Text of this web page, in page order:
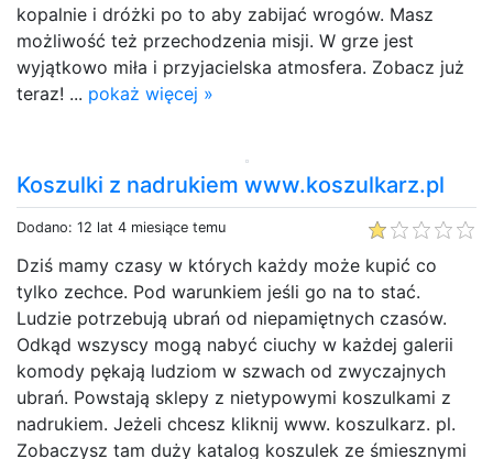
kopalnie i dróżki po to aby zabijać wrogów. Masz
możliwość też przechodzenia misji. W grze jest
wyjątkowo miła i przyjacielska atmosfera. Zobacz już
teraz! ... pokaż więcej »
Koszulki z nadrukiem www.koszulkarz.pl
Dodano: 12 lat 4 miesiące temu
Dziś mamy czasy w których każdy może kupić co
tylko zechce. Pod warunkiem jeśli go na to stać.
Ludzie potrzebują ubrań od niepamiętnych czasów.
Odkąd wszyscy mogą nabyć ciuchy w każdej galerii
komody pękają ludziom w szwach od zwyczajnych
ubrań. Powstają sklepy z nietypowymi koszulkami z
nadrukiem. Jeżeli chcesz kliknij www. koszulkarz. pl.
Zobaczysz tam duży katalog koszulek ze śmiesznymi